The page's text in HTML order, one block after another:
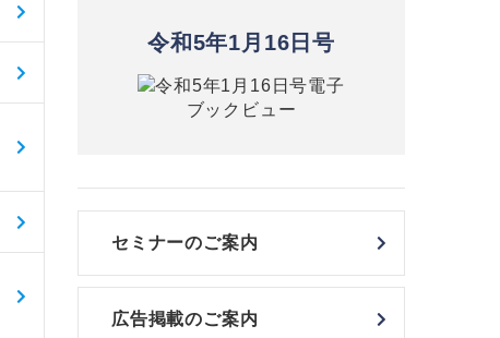
令和5年1月16日号
セミナーのご案内
広告掲載のご案内